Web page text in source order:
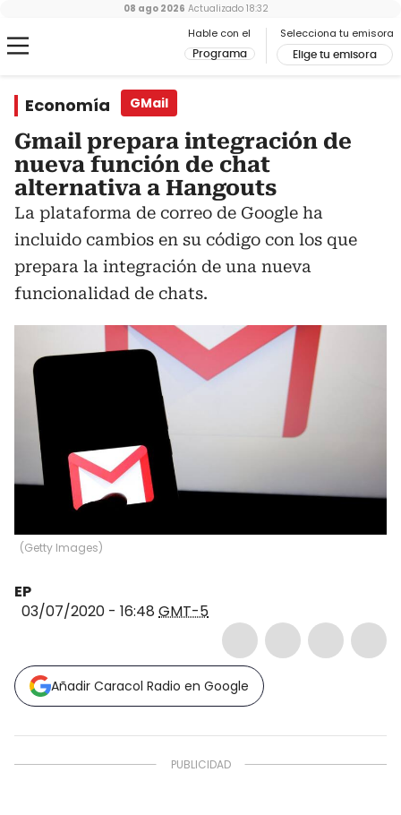
Hable con el
Programa
Selecciona tu emisora
Elige tu emisora
08 ago 2026 Actualizado 18:32
Economía GMail
Gmail prepara integración de
nueva función de chat
alternativa a Hangouts
La plataforma de correo de Google ha
incluido cambios en su código con los que
prepara la integración de una nueva
funcionalidad de chats.
(Getty Images)
EP
03/07/2020 - 16:48 GMT-5
Añadir Caracol Radio en Google